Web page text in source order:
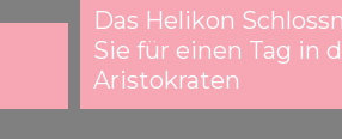
Das Helikon
Sie für einen Tag in
Aristokraten